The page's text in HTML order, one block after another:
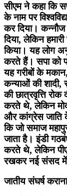
सीएम ने कहा कि
के नाम पर
कर दिया।
दिया, लेकिन
किया। यह लोग
करते हैं। सपा को
यह गरीबों के
कन्याओं की शादी,
की छात्रवृत्ति
करते थे, लेकिन
और कांग्रेस जाति
कि जो समाज
जाता है। इंडी
करते थे, लेकिन
रखकर नई संसद में
जातीय संघर्ष